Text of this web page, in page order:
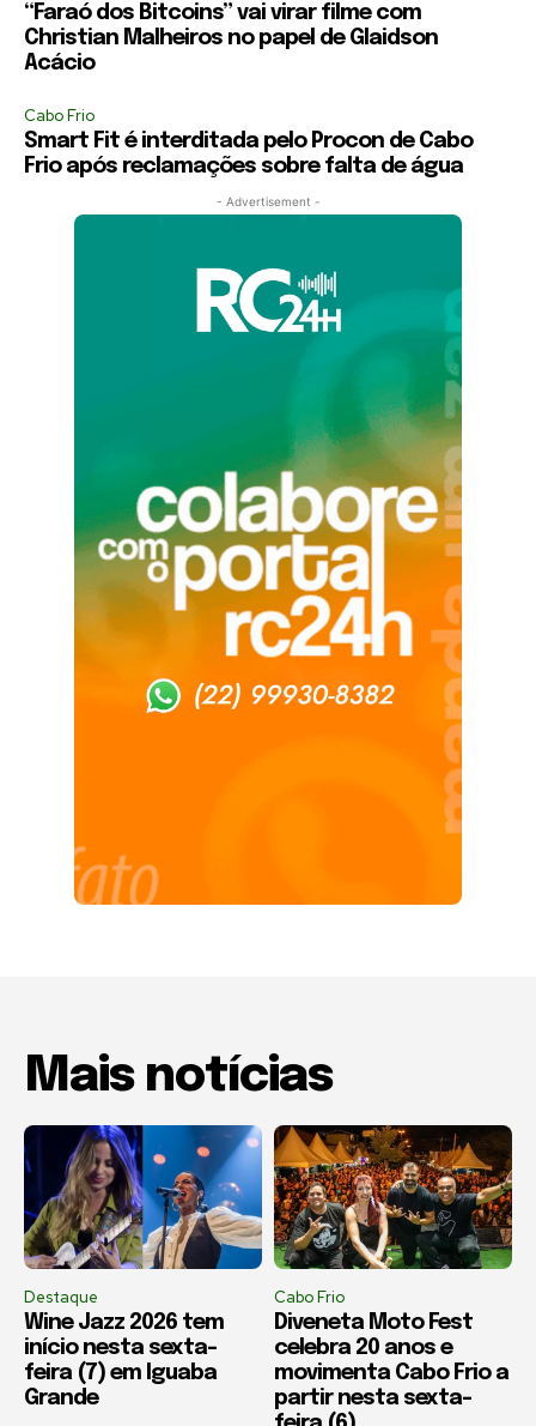
“Faraó dos Bitcoins” vai virar filme com
Christian Malheiros no papel de Glaidson
Acácio
Cabo Frio
Smart Fit é interditada pelo Procon de Cabo
Frio após reclamações sobre falta de água
- Advertisement -
Mais notícias
Destaque
Wine Jazz 2026 tem
início nesta sexta-
feira (7) em Iguaba
Grande
Cabo Frio
Diveneta Moto Fest
celebra 20 anos e
movimenta Cabo Frio a
partir nesta sexta-